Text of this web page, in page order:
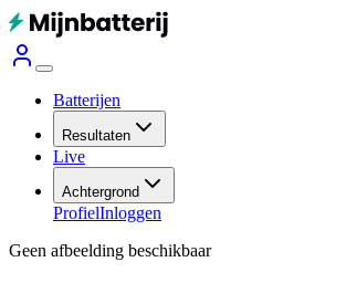
Batterijen
Resultaten
Live
Achtergrond
ProfielInloggen
Geen afbeelding beschikbaar